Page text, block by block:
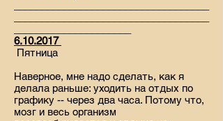
6.10.2017
Пятница
Наверное, мне надо сделать, как я
делала раньше: уходить на отдых по
графику -- через два часа. Потому что,
мозг и весь организм